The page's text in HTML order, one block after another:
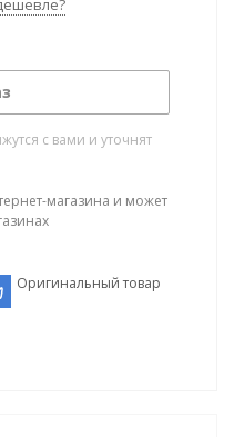
с вами и уточнят
магазина и может
Оригинальный товар